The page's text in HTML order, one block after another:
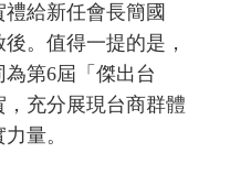
給新任會長簡國
。值得一提的是，
第6屆「傑出台
充分展現台商群體
量。